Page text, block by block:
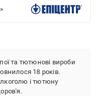
та тютюнові вироби
18 років.
і тютюну